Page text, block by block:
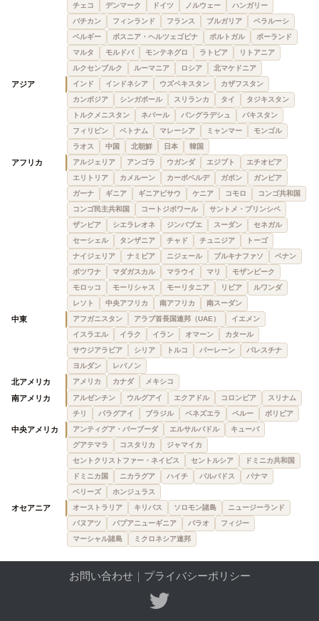
チェコ
デンマーク ドイツ ノルウェー
ハンガリー
バチカン
フィンランド フランス ブルガリア
ベラルーシ
ベルギー
ボスニア・ヘルツェゴビナ ポルトガル
ポーランド
マルタ
モルドバ モンテネグロ ラトビア
リトアニア
ルクセンブルク
ルーマニア ロシア 北マケドニア
アジア インド インドネシア ウズベキスタン
カザフスタン
カンボジア
シンガポール スリランカ タイ
タジキスタン
トルクメニスタン
ネパール バングラデシュ
パキスタン
フィリピン
ベトナム マレーシア ミャンマー
モンゴル
ラオス
中国 北朝鮮 日本 韓国
アフリカ アルジェリア アンゴラ ウガンダ エジプト
エチオピア
エリトリア
カメルーン カーボベルデ ガボン
ガンビア
ガーナ
ギニア ギニアビサウ ケニア コモロ
コンゴ共和国
コンゴ民主共和国
コートジボワール
サントメ・プリンシペ
ザンビア
シエラレオネ ジンバブエ スーダン
セネガル
セーシェル
タンザニア チャド チュニジア
トーゴ
ナイジェリア
ナミビア ニジェール ブルキナファソ
ベナン
ボツワナ
マダガスカル マラウイ マリ
モザンビーク
モロッコ
モーリシャス モーリタニア リビア
ルワンダ
レソト
中央アフリカ 南アフリカ 南スーダン
中東 アフガニスタン アラブ首長国連邦（UAE）
イエメン
イスラエル
イラク イラン オマーン
カタール
サウジアラビア
シリア トルコ バーレーン
パレスチナ
ヨルダン
レバノン
北アメリカ アメリカ カナダ メキシコ
南アメリカ アルゼンチン ウルグアイ エクアドル コロンビア
スリナム
チリ
パラグアイ ブラジル ベネズエラ ペルー ボリビア
中央アメリカ アンティグア・バーブーダ エルサルバドル
キューバ
グアテマラ
コスタリカ
ジャマイカ
セントクリストファー・ネイビス
セントルシア
ドミニカ共和国
ドミニカ国
ニカラグア ハイチ バルバドス
パナマ
ベリーズ
ホンジュラス
オセアニア オーストラリア キリバス ソロモン諸島
ニュージーランド
バヌアツ
パプアニューギニア パラオ
フィジー
マーシャル諸島
ミクロネシア連邦
お問い合わせ｜ プライバシーポリシー